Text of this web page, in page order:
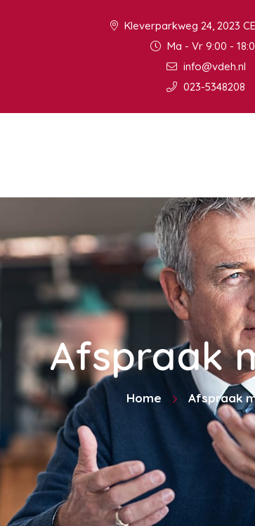
Kleverparkweg 24, 2023
Ma - Vr 9:00 -
info@vdeh.nl
023-5348208
Afspraak
Home Afspraak